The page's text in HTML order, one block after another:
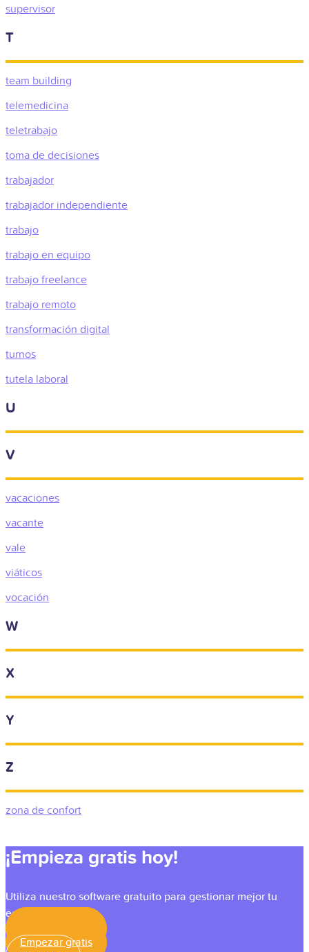
supervisor
T
team building
telemedicina
teletrabajo
toma de decisiones
trabajador
trabajador independiente
trabajo
trabajo en equipo
trabajo freelance
trabajo remoto
transformación digital
turnos
tutela laboral
U
V
vacaciones
vacante
vale
viáticos
vocación
W
X
Y
Z
zona de confort
¡Empieza gratis hoy!
Utiliza nuestro software gratuito para gestionar mejor tu
equipo
Empezar gratis